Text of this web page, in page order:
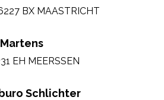
BX MAASTRICHT
EH MEERSSEN
Schlichter